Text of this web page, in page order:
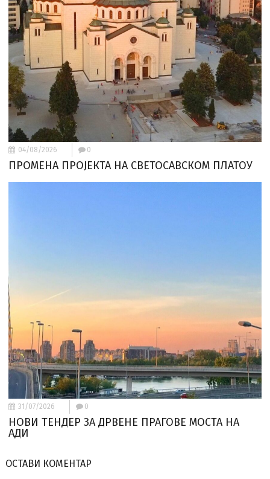
04/08/2026 0
ПРОМЕНА ПРОЈЕКТА НА СВЕТОСАВСКОМ ПЛАТОУ
31/07/2026 0
НОВИ ТЕНДЕР ЗА ДРВЕНЕ ПРАГОВЕ МОСТА НА
АДИ
ОСТАВИ КОМЕНТАР